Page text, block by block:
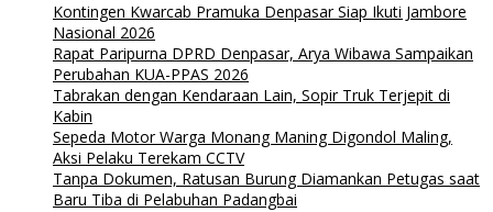
Kontingen Kwarcab Pramuka Denpasar Siap Ikuti Jambore
Nasional 2026
Rapat Paripurna DPRD Denpasar, Arya Wibawa Sampaikan
Perubahan KUA-PPAS 2026
Tabrakan dengan Kendaraan Lain, Sopir Truk Terjepit di
Kabin
Sepeda Motor Warga Monang Maning Digondol Maling,
Aksi Pelaku Terekam CCTV
Tanpa Dokumen, Ratusan Burung Diamankan Petugas saat
Baru Tiba di Pelabuhan Padangbai